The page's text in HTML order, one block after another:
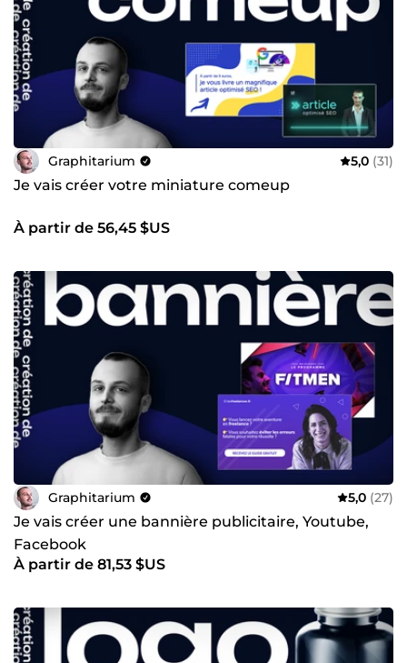
investissement-bourse-immobilier-epargne-
budget/id1684449801 ·
https://www.instagram.com/gighi.e/?hl=fr Hâte de
collaborer avec vous 😁 👉 Une question ? Contactez-moi,
ça n'engage à rien !
Graphitarium 5,0 (31)
Je vais créer votre miniature comeup
À partir de 56,45 $US
Graphitarium 5,0 (27)
Je vais créer une bannière publicitaire, Youtube,
Facebook
À partir de 81,53 $US